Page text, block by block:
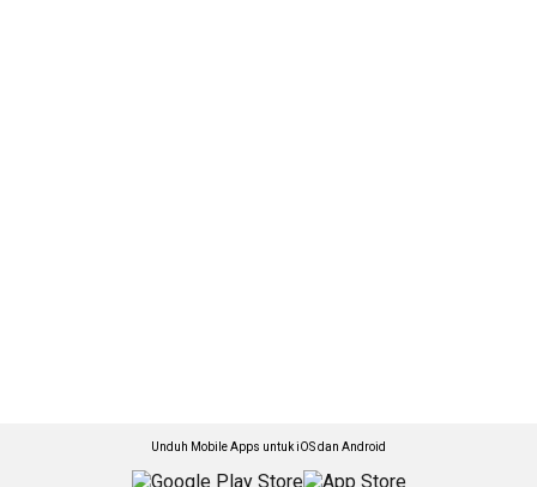
Unduh Mobile Apps untuk iOS dan Android